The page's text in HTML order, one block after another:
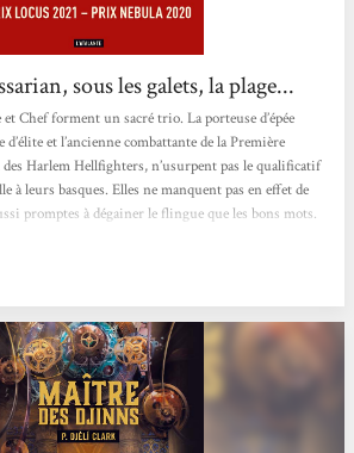
sous les galets, la plage...
Chef forment un sacré trio. La porteuse d’épée
d’élite et l’ancienne combattante de la Première
Harlem Hellfighters, n’usurpent pas le qualificatif
à leurs basques. Elles ne manquent pas en effet de
promptes à dégainer le flingue que les bons mots.
de la cause du grand mâle blanc. Elles ont tôt...